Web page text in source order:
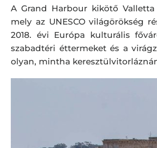
A Grand Harbour kikötő
mely az UNESCO világörökség
2018. évi Európa kulturális
szabadtéri éttermeket és a
olyan, mintha